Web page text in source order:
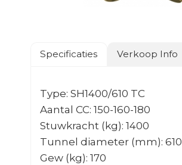
Specificaties Verkoop Info
Type: SH1400/610 TC
Aantal CC: 150-160-180
Stuwkracht (kg): 1400
Tunnel diameter (mm): 610
Gew (kg): 170